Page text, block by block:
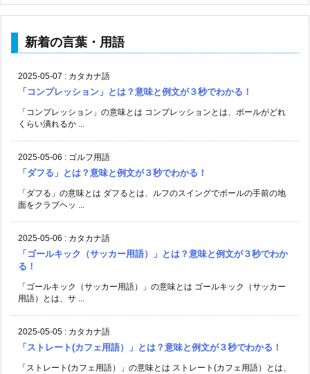
新着の言葉・用語
2025-05-07 : カタカナ語
「コンプレッション」とは？意味と例文が３秒でわかる！
「コンプレッション」の意味とは コンプレッションとは、ボールがどれ
くらい潰れるか ...
2025-05-06 : ゴルフ用語
「ダフる」とは？意味と例文が３秒でわかる！
「ダフる」の意味とは ダフるとは、ルフのスイングでボールの手前の地
面をクラブヘッ ...
2025-05-06 : カタカナ語
「ゴールキック（サッカー用語）」とは？意味と例文が３秒でわか
る！
「ゴールキック（サッカー用語）」の意味とは ゴールキック（サッカー
用語）とは、サ ...
2025-05-05 : カタカナ語
「ストレート(カフェ用語）」とは？意味と例文が３秒でわかる！
「ストレート(カフェ用語）」の意味とは ストレート(カフェ用語）とは、